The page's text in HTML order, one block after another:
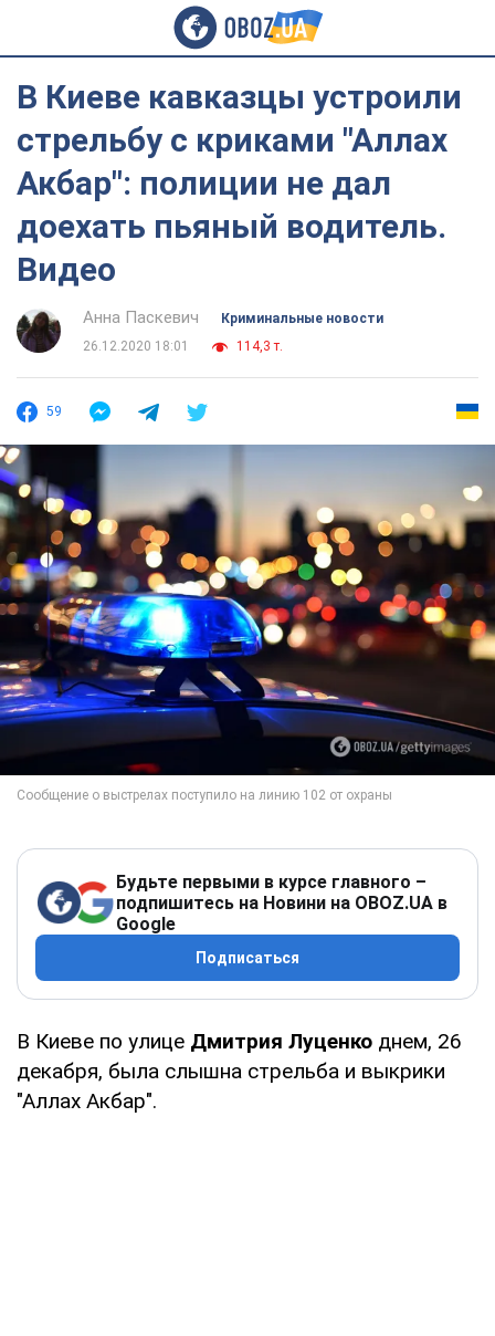
В Киеве кавказцы устроили
стрельбу с криками "Аллах
Акбар": полиции не дал
доехать пьяный водитель.
Видео
Анна Паскевич
Криминальные новости
26.12.2020 18:01
114,3 т.
59
Будьте первыми в курсе главного –
подпишитесь на Новини на OBOZ.UA в
Google
Подписаться
В Киеве по улице Дмитрия Луценко днем, 26
декабря, была слышна стрельба и выкрики
"Аллах Акбар".